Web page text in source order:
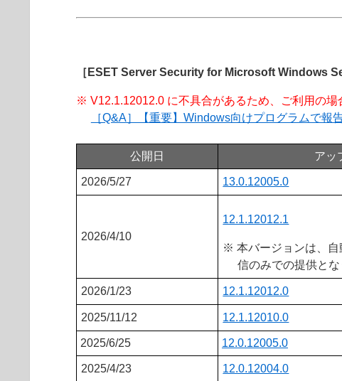
［ESET Server Security for Microsoft Windows
※ V12.1.12012.0 に不具合があるため、ご利用の場
［Q&A］【重要】Windows向けプログラムで
公開日 アッ
2026/5/27 13.0.12005.0
2026/4/10
12.1.12012.1
※ 本バージョンは、自
信のみでの提供とな
2026/1/23 12.1.12012.0
2025/11/12 12.1.12010.0
2025/6/25 12.0.12005.0
2025/4/23 12.0.12004.0